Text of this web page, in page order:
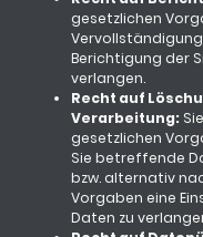
gesetzlichen
Berichtigung der
verlangen.
Recht auf
Verarbeitung:
gesetzlichen
Sie betreffende
bzw. alternativ
Vorgaben eine
Daten zu